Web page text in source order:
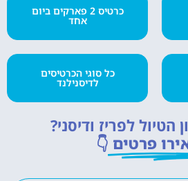
כרטיס 2 פארקים ביום
אחד
כל סוגי הכרטיסים
לדיסנילנד
הטיול לפריז ודיסני?
פרטים 👇